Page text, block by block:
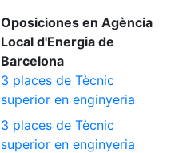
Oposiciones en Agència
Local d'Energia de
Barcelona
3 places de Tècnic
superior en enginyeria
3 places de Tècnic
superior en enginyeria